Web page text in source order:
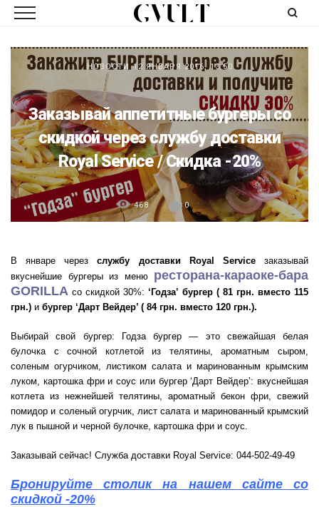
НОВОСТИ 12 ЯНВАРЯ 2016, 13:50
Заказывай аппетитные бургеры со
скидкой через службу доставки
Royal Service / Скидка -20%
468 0
В январе черезслужбу доставки Royal Serviceзаказывай
вкуснейшие бургеры из меню ресторана-караоке-бара
GORILLA со скидкой 30%:‘Годза’ бургер ( 81 грн. вместо 115
грн.) и бургер ‘Дарт Вейдер’ ( 84 грн. вместо 120 грн.).
Выбирай свой бургер: Годза бургер — это свежайшая белая
булочка с сочной котлетой из телятины, ароматным сыром,
соленым огурчиком, листиком салата и маринованным крымским
луком, картошка фри и соус или бургер ‘Дарт Вейдер’: вкуснейшая
котлета из нежнейшей телятины, ароматный бекон фри, свежий
помидор и соленый огурчик, лист салата и маринованный крымский
лук в пышной и черной булочке, картошка фри и соус.
Заказывай сейчас! Служба доставки Royal Service: 044-502-49-49
Бронируйте столик на нашем сайте со
скидкой -20%